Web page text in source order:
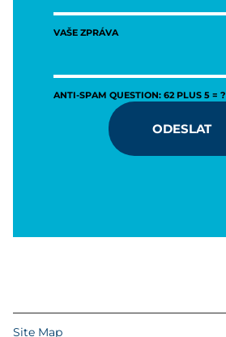
VAŠE ZPRÁVA
ANTI-SPAM QUESTION: 62 PLUS 5 = ?
ODESLAT
Site Map